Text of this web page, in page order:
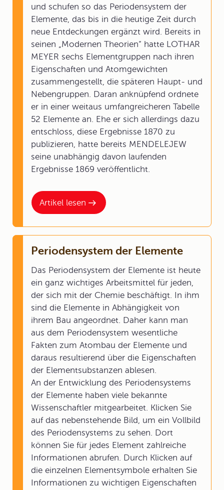
Artikel lesen
und schufen so das Periodensystem der
Elemente, das bis in die heutige Zeit durch
neue Entdeckungen ergänzt wird. Bereits in
seinen „Modernen Theorien“ hatte LOTHAR
MEYER sechs Elementgruppen nach ihren
Eigenschaften und Atomgewichten
zusammengestellt, die späteren Haupt- und
Nebengruppen. Daran anknüpfend ordnete
er in einer weitaus umfangreicheren Tabelle
52 Elemente an. Ehe er sich allerdings dazu
entschloss, diese Ergebnisse 1870 zu
publizieren, hatte bereits MENDELEJEW
seine unabhängig davon laufenden
Ergebnisse 1869 veröffentlicht.
Periodensystem der Elemente
Das Periodensystem der Elemente ist heute
ein ganz wichtiges Arbeitsmittel für jeden,
der sich mit der Chemie beschäftigt. In ihm
sind die Elemente in Abhängigkeit von
ihrem Bau angeordnet. Daher kann man
aus dem Periodensystem wesentliche
Fakten zum Atombau der Elemente und
daraus resultierend über die Eigenschaften
der Elementsubstanzen ablesen.
An der Entwicklung des Periodensystems
der Elemente haben viele bekannte
Wissenschaftler mitgearbeitet. Klicken Sie
auf das nebenstehende Bild, um ein Vollbild
des Periodensystems zu sehen. Dort
können Sie für jedes Element zahlreiche
Informationen abrufen. Durch Klicken auf
die einzelnen Elementsymbole erhalten Sie
Informationen zu wichtigen Eigenschaften